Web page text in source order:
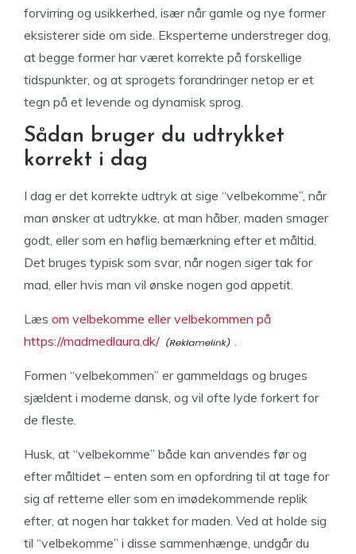
forvirring og usikkerhed, især når gamle og nye former
eksisterer side om side. Eksperterne understreger dog,
at begge former har været korrekte på forskellige
tidspunkter, og at sprogets forandringer netop er et
tegn på et levende og dynamisk sprog.
Sådan bruger du udtrykket
korrekt i dag
I dag er det korrekte udtryk at sige “velbekomme”, når
man ønsker at udtrykke, at man håber, maden smager
godt, eller som en høflig bemærkning efter et måltid.
Det bruges typisk som svar, når nogen siger tak for
mad, eller hvis man vil ønske nogen god appetit.
Læs om velbekomme eller velbekommen på
https://madmedlaura.dk/
Formen “velbekommen” er gammeldags og bruges
sjældent i moderne dansk, og vil ofte lyde forkert for
de fleste.
Husk, at “velbekomme” både kan anvendes før og
efter måltidet – enten som en opfordring til at tage for
sig af retterne eller som en imødekommende replik
efter, at nogen har takket for maden. Ved at holde sig
til “velbekomme” i disse sammenhænge, undgår du